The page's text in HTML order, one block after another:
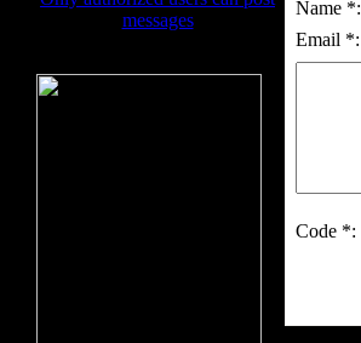
messages
Name *:
Email *:
Code *: